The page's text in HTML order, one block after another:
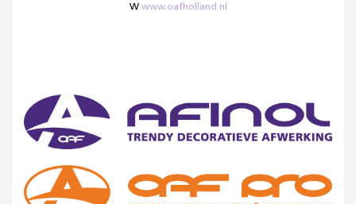
W www.oafholland.nl